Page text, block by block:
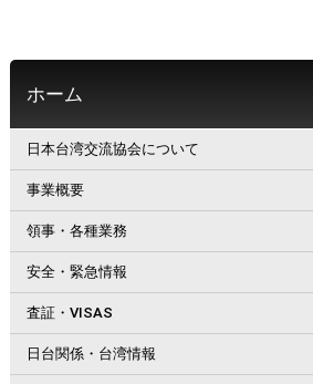
ホーム
日本台湾交流協会について
事業概要
領事・各種業務
安全・緊急情報
査証・VISAS
日台関係・台湾情報